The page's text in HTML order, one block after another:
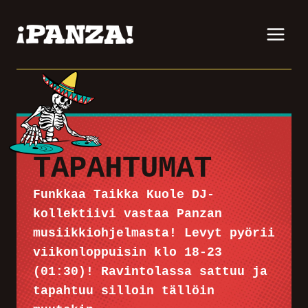
sisältöön
TAPAHTUMAT
Funkkaa Taikka Kuole DJ-
kollektiivi vastaa Panzan
musiikkiohjelmasta! Levyt pyörii
viikonloppuisin klo 18-23
(01:30)! Ravintolassa sattuu ja
tapahtuu silloin tällöin